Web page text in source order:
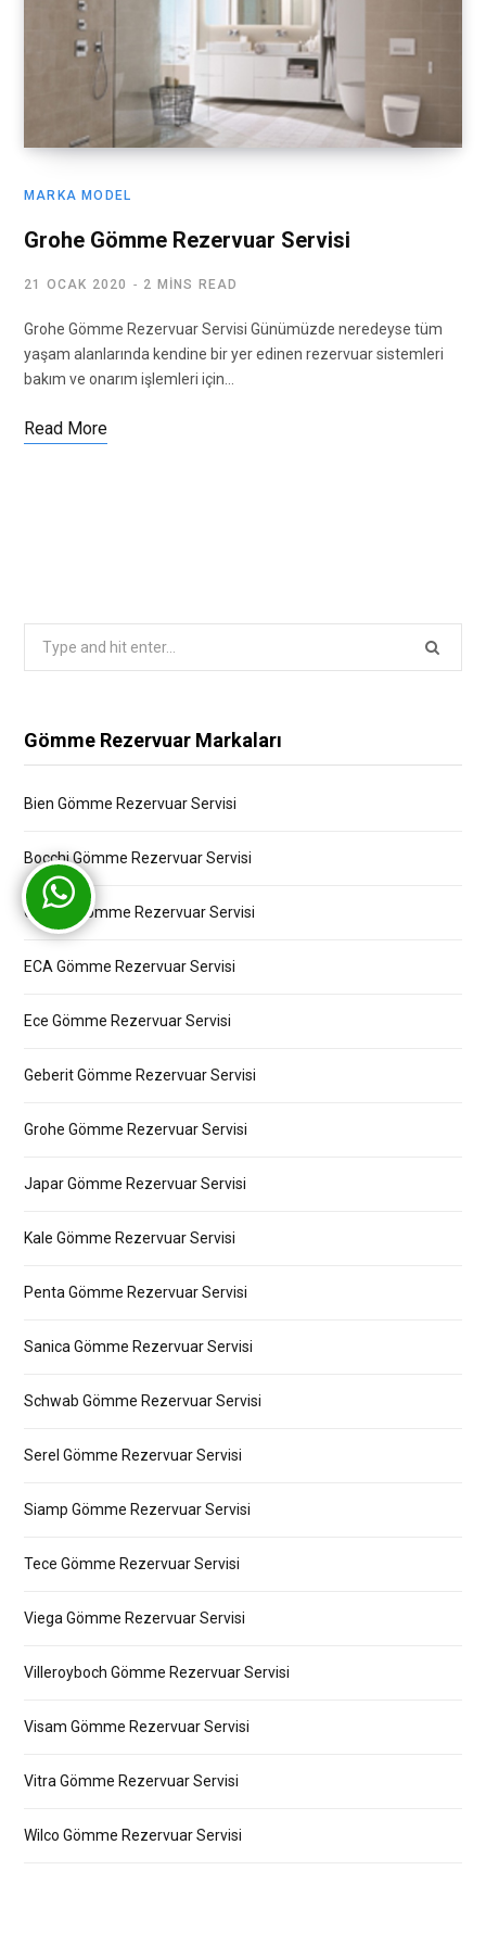
MARKA MODEL
Grohe Gömme Rezervuar Servisi
21 OCAK 2020 2 MINS READ
Grohe Gömme Rezervuar Servisi Günümüzde neredeyse tüm
yaşam alanlarında kendine bir yer edinen rezervuar sistemleri
bakım ve onarım işlemleri için…
Read More
Gömme Rezervuar Markaları
Bien Gömme Rezervuar Servisi
Bocchi Gömme Rezervuar Servisi
Creavit Gömme Rezervuar Servisi
ECA Gömme Rezervuar Servisi
Ece Gömme Rezervuar Servisi
Geberit Gömme Rezervuar Servisi
Grohe Gömme Rezervuar Servisi
Japar Gömme Rezervuar Servisi
Kale Gömme Rezervuar Servisi
Penta Gömme Rezervuar Servisi
Sanica Gömme Rezervuar Servisi
Schwab Gömme Rezervuar Servisi
Serel Gömme Rezervuar Servisi
Siamp Gömme Rezervuar Servisi
Tece Gömme Rezervuar Servisi
Viega Gömme Rezervuar Servisi
Villeroyboch Gömme Rezervuar Servisi
Visam Gömme Rezervuar Servisi
Vitra Gömme Rezervuar Servisi
Wilco Gömme Rezervuar Servisi